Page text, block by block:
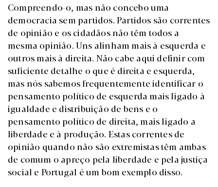
Compreendo-o, mas não concebo uma
democracia sem partidos. Partidos são correntes
de opinião e os cidadãos não têm todos a
mesma opinião. Uns alinham mais à esquerda e
outros mais à direita. Não cabe aqui definir com
suficiente detalhe o que é direita e esquerda,
mas nós sabemos frequentemente identificar o
pensamento político de esquerda mais ligado à
igualdade e distribuição de bens e o
pensamento político de direita, mais ligado a
liberdade e à produção. Estas correntes de
opinião quando não são extremistas têm ambas
de comum o apreço pela liberdade e pela justiça
social e Portugal é um bom exemplo disso.